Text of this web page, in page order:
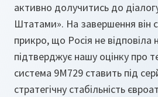
активно долучитись до
Штатами». На завершення він
прикро, що Росія не відповіла
підтверджує нашу оцінку про
система 9M729 ставить під
стратегічну стабільність